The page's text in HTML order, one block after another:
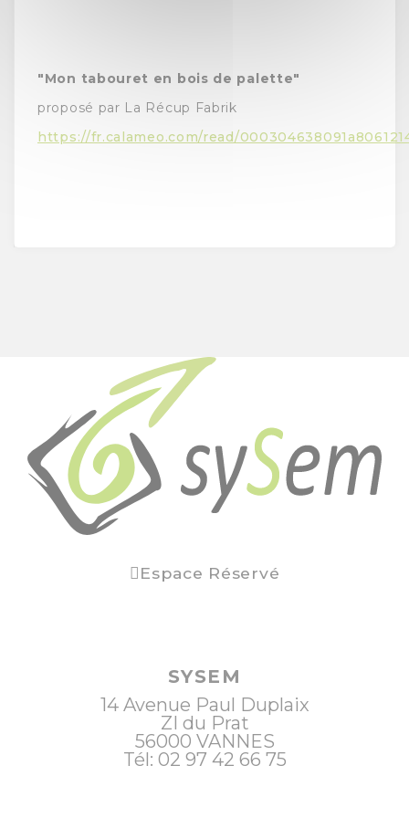
"Mon tabouret en bois de palette"
proposé par La Récup Fabrik
https://fr.calameo.com/read/
Espace Réservé
SYSEM
14 Avenue Paul Duplaix
ZI du Prat
56000 VANNES
Tél: 02 97 42 66 75